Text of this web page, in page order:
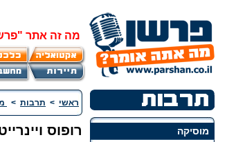
מה זה אתר
מוסיקה
ראשי > תרבות >
רופוס